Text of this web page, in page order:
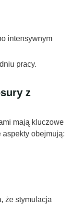
intensywnym
pracy.
z
mają kluczowe
aspekty obejmują:
że stymulacja